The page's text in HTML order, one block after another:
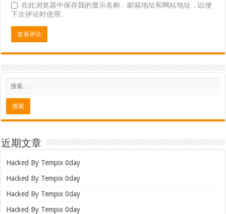
在此浏览器中保存我的显示名称、邮箱地址和网站地址，以便
下次评论时使用。
近期文章
Hacked By Tempix 0day
Hacked By Tempix 0day
Hacked By Tempix 0day
Hacked By Tempix 0day